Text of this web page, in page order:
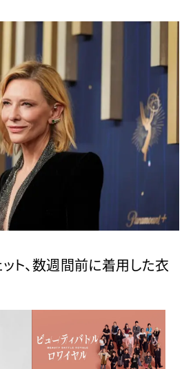
ット、数週間前に着用した衣